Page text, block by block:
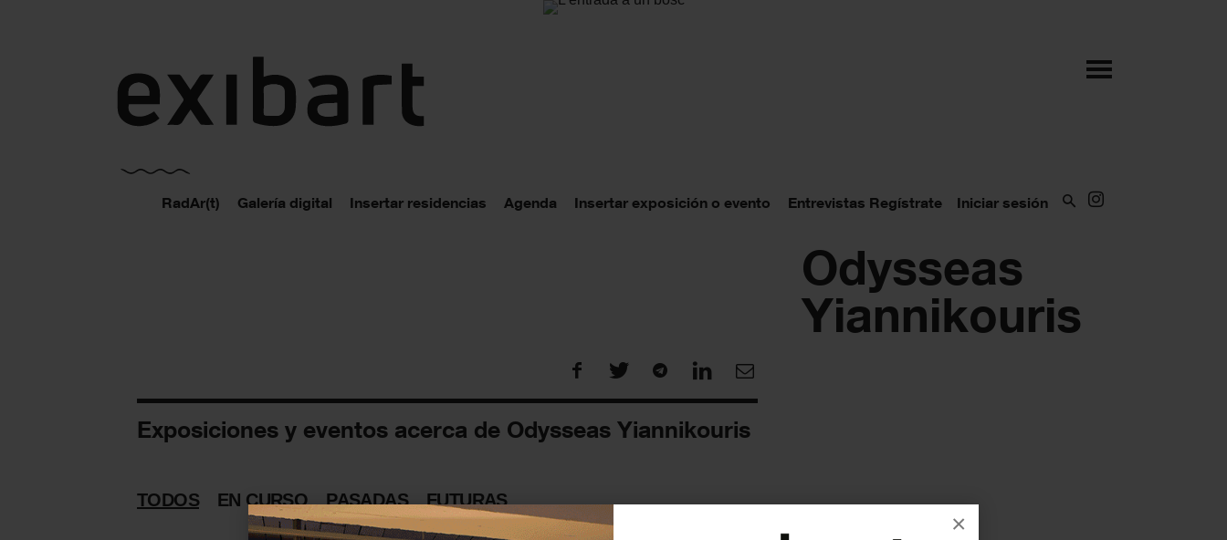
×
RadAr(t) Galería digital Insertar residencias Agenda Insertar exposición o evento Entrevistas Regístrate Iniciar sesión
Odysseas
Yiannikouris
Exposiciones y eventos acerca de Odysseas Yiannikouris
TODOS EN CURSO PASADAS FUTURAS